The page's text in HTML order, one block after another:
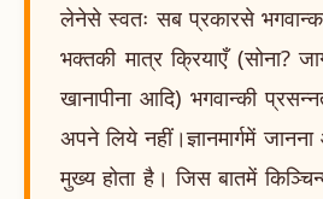
लेनेसे स्वतः सब प्रकारसे
भक्तकी मात्र क्रियाएँ (सोना?
खानापीना आदि) भगवान्की
अपने लिये नहीं।ज्ञानमार्गमें जानना
मुख्य होता है। जिस बातमें